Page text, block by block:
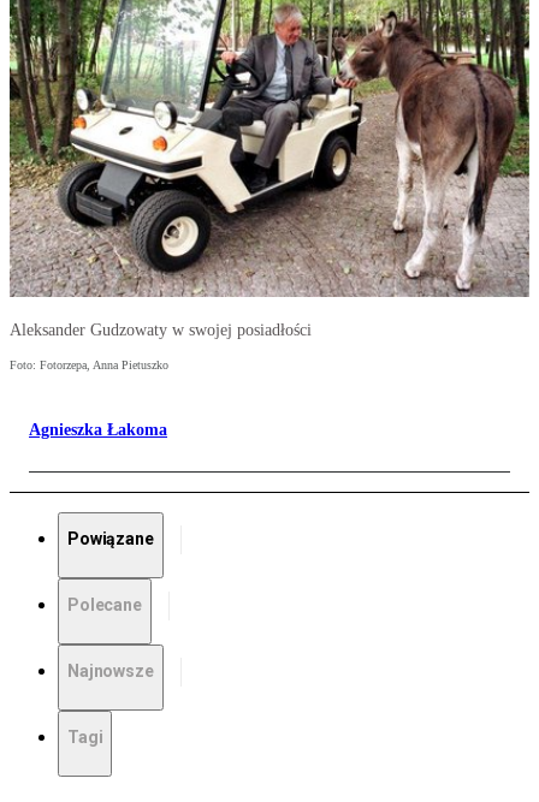
Aleksander Gudzowaty w swojej posiadłości
Foto: Fotorzepa, Anna Pietuszko
Agnieszka Łakoma
Powiązane
Polecane
Najnowsze
Tagi